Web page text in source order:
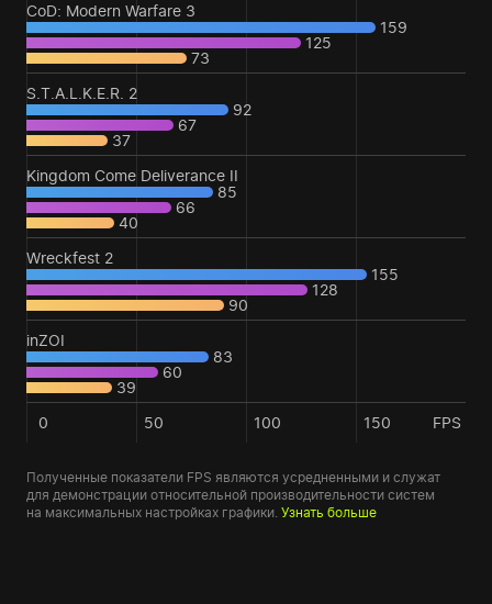
CoD: Modern Warfare 3
159
125
73
S.T.A.L.K.E.R. 2
92
67
37
Kingdom Come Deliverance II
85
66
40
Wreckfest 2
155
128
90
inZOI
83
60
39
0
50 100 150 FPS
Полученные показатели FPS являются усредненными и служат
для демонстрации относительной производительности систем
на максимальных настройках графики. Узнать больше